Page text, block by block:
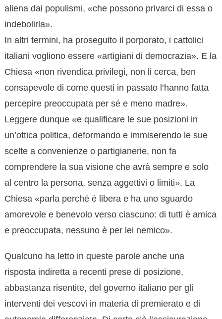
aliena dai populismi, «che possono privarci di essa o
indebolirla».
In altri termini, ha proseguito il porporato, i cattolici
italiani vogliono essere «artigiani di democrazia». E la
Chiesa «non rivendica privilegi, non li cerca, ben
consapevole di come questi in passato l’hanno fatta
percepire preoccupata per sé e meno madre».
Leggere dunque «e qualificare le sue posizioni in
un’ottica politica, deformando e immiserendo le sue
scelte a convenienze o partigianerie, non fa
comprendere la sua visione che avrà sempre e solo
al centro la persona, senza aggettivi o limiti». La
Chiesa «parla perché è libera e ha uno sguardo
amorevole e benevolo verso ciascuno: di tutti è amica
e preoccupata, nessuno è per lei nemico».
Qualcuno ha letto in queste parole anche una
risposta indiretta a recenti prese di posizione,
abbastanza risentite, del governo italiano per gli
interventi dei vescovi in materia di premierato e di